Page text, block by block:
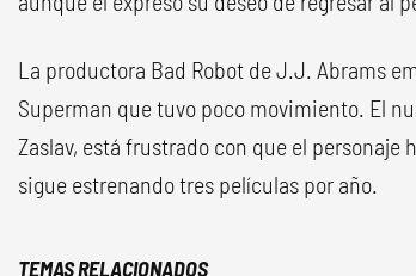
La productora Bad Robot de J.J. Abrams
Superman que tuvo poco movimiento. El
Zaslav, está frustrado con que el
sigue estrenando tres películas por año.
TEMAS RELACIONADOS